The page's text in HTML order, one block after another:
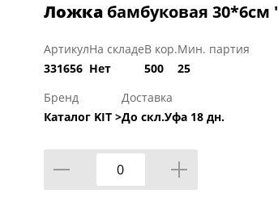
Ложка бамбуковая
Артикул
331656
На складе
Нет
В кор.
500
Мин. партия
25
Бренд
Каталог KIT >
Доставка
До скл.Уфа 18 дн.